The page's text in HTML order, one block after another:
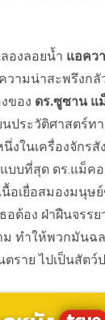
องลอยน้ำ แอคว
วามน่าสะพรึงกลั
ของ ดร.ซูซาน แ
นประวัติศาสตร์ท
งในเครื่องจักร
บที่สุด ดร.แม็คอ
นื้อเยื่อสมองมนุษ
อต้อง ฝ่าฝืนจรร
ม ทำให้พวกมันฉ
ราย ไปเป็นสัตว์